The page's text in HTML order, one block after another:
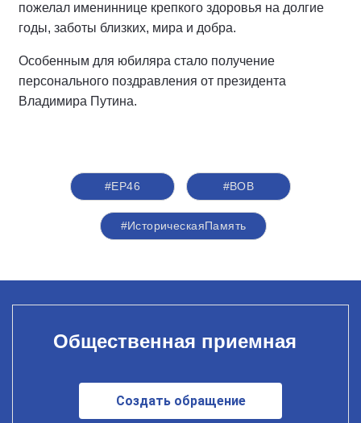
пожелал имениннице крепкого здоровья на долгие
годы, заботы близких, мира и добра.
Особенным для юбиляра стало получение
персонального поздравления от президента
Владимира Путина.
#ЕР46 #ВОВ
#ИсторическаяПамять
Общественная приемная
Создать обращение